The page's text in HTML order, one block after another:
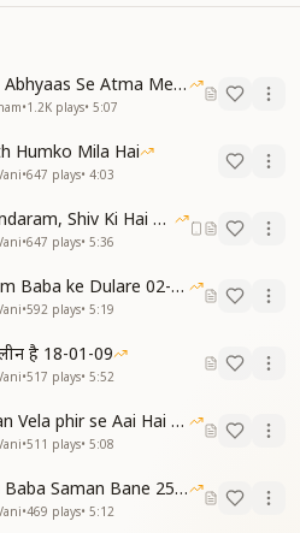
गाए
के खजानो में
हर कोने में
कम आए
गाए
गाए
Panch Swaroop Ke Abhyaas Se Atma Mein Shakti
•1.2K plays• 5:07
Humko Mila Hai
•647 plays• 4:03
Satyam Shivam Sundaram, Shiv Ki Hai Hum Santan 09-11-2025
•647 plays• 5:36
Bhagyawan Hai Hum Baba ke Dulare 02-03-2025
•592 plays• 5:19
है 18-01-09
•517 plays• 5:52
Shiv Jayanti Ki Pavan Vela phir se Aai Hai 23-02-2025
•511 plays• 5:08
Dil Ki Tamanna Hai Baba Saman Bane 25-01-2026
•469 plays• 5:12